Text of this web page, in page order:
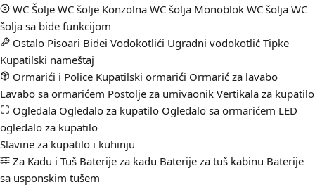
WC Šolje WC šolje Konzolna WC šolja Monoblok WC šolja WC
šolja sa bide funkcijom
Ostalo Pisoari Bidei Vodokotlići Ugradni vodokotlić Tipke
Kupatilski nameštaj
Ormarići i Police Kupatilski ormarići Ormarić za lavabo
Lavabo sa ormarićem Postolje za umivaonik Vertikala za kupatilo
Ogledala Ogledalo za kupatilo Ogledalo sa ormarićem LED
ogledalo za kupatilo
Slavine za kupatilo i kuhinju
Za Kadu i Tuš Baterije za kadu Baterije za tuš kabinu Baterije
sa usponskim tušem